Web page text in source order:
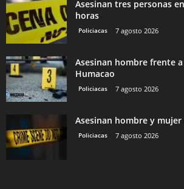
Asesinan tres personas
horas
Policiacas 7 agosto 2026
Asesinan hombre frente
Humacao
Policiacas 7 agosto 2026
Asesinan hombre y
Policiacas 7 agosto 2026